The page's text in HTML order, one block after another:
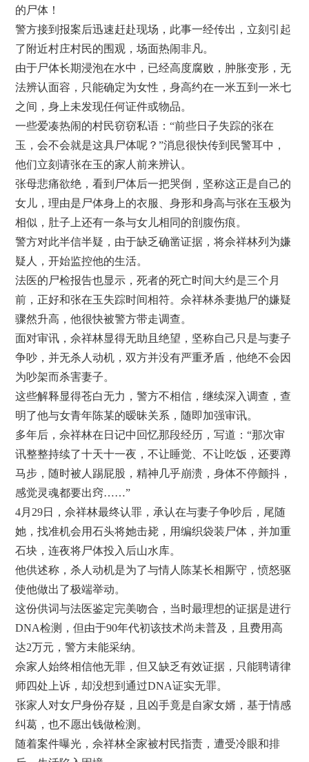
的尸体！
警方接到报案后迅速赶赴现场，此事一经传出，立刻引起
了附近村庄村民的围观，场面热闹非凡。
由于尸体长期浸泡在水中，已经高度腐败，肿胀变形，无
法辨认面容，只能确定为女性，身高约在一米五到一米七
之间，身上未发现任何证件或物品。
一些爱凑热闹的村民窃窃私语：“前些日子失踪的张在
玉，会不会就是这具尸体呢？”消息很快传到民警耳中，
他们立刻请张在玉的家人前来辨认。
张母悲痛欲绝，看到尸体后一把哭倒，坚称这正是自己的
女儿，理由是尸体身上的衣服、身形和身高与张在玉极为
相似，肚子上还有一条与女儿相同的剖腹伤痕。
警方对此半信半疑，由于缺乏确凿证据，将佘祥林列为嫌
疑人，开始监控他的生活。
法医的尸检报告也显示，死者的死亡时间大约是三个月
前，正好和张在玉失踪时间相符。佘祥林杀妻抛尸的嫌疑
骤然升高，他很快被警方带走调查。
面对审讯，佘祥林显得无助且绝望，坚称自己只是与妻子
争吵，并无杀人动机，双方并没有严重矛盾，他绝不会因
为吵架而杀害妻子。
这些解释显得苍白无力，警方不相信，继续深入调查，查
明了他与女青年陈某的暧昧关系，随即加强审讯。
多年后，佘祥林在日记中回忆那段经历，写道：“那次审
讯整整持续了十天十一夜，不让睡觉、不让吃饭，还要蹲
马步，随时被人踢屁股，精神几乎崩溃，身体不停颤抖，
感觉灵魂都要出窍……”
4月29日，佘祥林最终认罪，承认在与妻子争吵后，尾随
她，找准机会用石头将她击毙，用编织袋装尸体，并加重
石块，连夜将尸体投入后山水库。
他供述称，杀人动机是为了与情人陈某长相厮守，愤怒驱
使他做出了极端举动。
这份供词与法医鉴定完美吻合，当时最理想的证据是进行
DNA检测，但由于90年代初该技术尚未普及，且费用高
达2万元，警方未能采纳。
佘家人始终相信他无罪，但又缺乏有效证据，只能聘请律
师四处上诉，却没想到通过DNA证实无罪。
张家人对女尸身份存疑，且凶手竟是自家女婿，基于情感
纠葛，也不愿出钱做检测。
随着案件曝光，佘祥林全家被村民指责，遭受冷眼和排